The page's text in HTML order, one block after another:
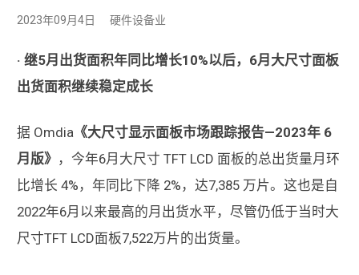
2023年09月4日 硬件设备业
· 继5月出货面积年同比增长10%以后，6月大尺寸面板
出货面积继续稳定成长
据 Omdia《大尺寸显示面板市场跟踪报告—2023年 6
月版》 ，今年6月大尺寸 TFT LCD 面板的总出货量月环
比增长 4%，年同比下降 2%，达7,385 万片。这也是自
2022年6月以来最高的月出货水平，尽管仍低于当时大
尺寸TFT LCD面板7,522万片的出货量。